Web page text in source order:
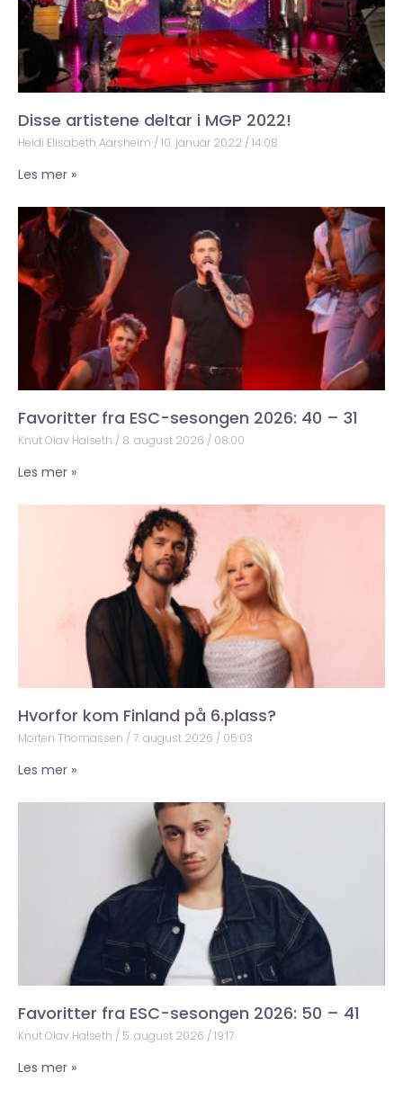
Disse artistene deltar i MGP 2022!
Heidi Elisabeth Aarsheim 10. januar 2022 14:08
Les mer »
Favoritter fra ESC-sesongen 2026: 40 – 31
Knut Olav Halseth 8. august 2026 08:00
Les mer »
Hvorfor kom Finland på 6.plass?
Morten Thomassen 7. august 2026 05:03
Les mer »
Favoritter fra ESC-sesongen 2026: 50 – 41
Knut Olav Halseth 5. august 2026 19:17
Les mer »